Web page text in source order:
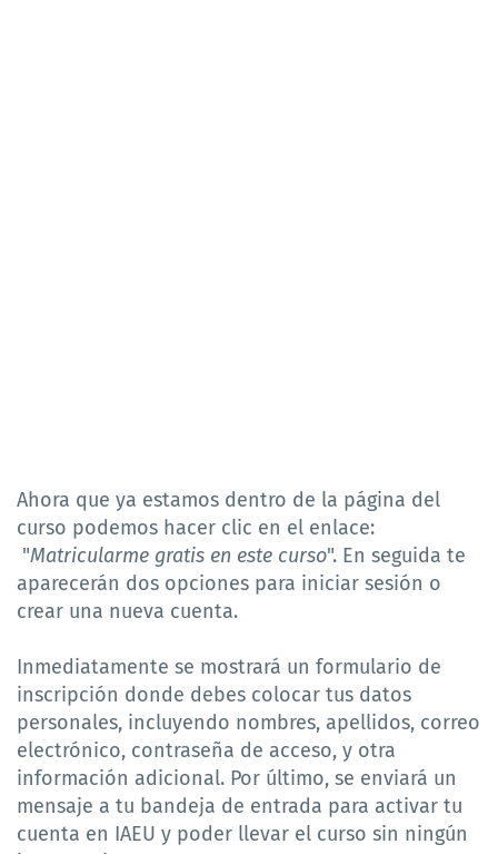
Ahora que ya estamos dentro de la página del
curso podemos hacer clic en el enlace:
"Matricularme gratis en este curso". En seguida te
aparecerán dos opciones para iniciar sesión o
crear una nueva cuenta.
Inmediatamente se mostrará un formulario de
inscripción donde debes colocar tus datos
personales, incluyendo nombres, apellidos, correo
electrónico, contraseña de acceso, y otra
información adicional. Por último, se enviará un
mensaje a tu bandeja de entrada para activar tu
cuenta en IAEU y poder llevar el curso sin ningún